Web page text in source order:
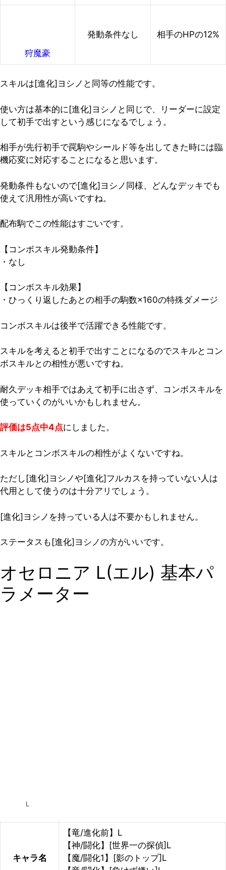
狩魔豪
発動条件なし 相手のHPの12%
スキルは[進化]ヨシノと同等の性能です。
使い方は基本的に[進化]ヨシノと同じで、リーダーに設定
して初手で出すという感じになるでしょう。
相手が先行初手で罠駒やシールド等を出してきた時には臨
機応変に対応することになると思います。
発動条件もないので[進化]ヨシノ同様、どんなデッキでも
使えて汎用性が高いですね。
配布駒でこの性能はすごいです。
【コンボスキル発動条件】
・なし
【コンボスキル効果】
・ひっくり返したあとの相手の駒数×160の特殊ダメージ
コンボスキルは後半で活躍できる性能です。
スキルを考えると初手で出すことになるのでスキルとコン
ボスキルとの相性が悪いですね。
耐久デッキ相手ではあえて初手に出さず、コンボスキルを
使っていくのがいいかもしれません。
評価は5点中4点にしました。
スキルとコンボスキルの相性がよくないですね。
ただし[進化]ヨシノや[進化]フルカスを持っていない人は
代用として使うのは十分アリでしょう。
[進化]ヨシノを持っている人は不要かもしれません。
ステータスも[進化]ヨシノの方がいいです。
オセロニア L(エル) 基本パ
ラメーター
L
キャラ名
【竜/進化前】L
【神/闘化】[世界一の探偵]L
【魔/闘化1】[影のトップ]L